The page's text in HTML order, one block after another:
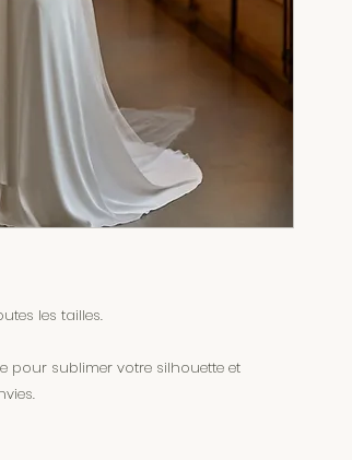
les tailles.
pour sublimer votre silhouette et